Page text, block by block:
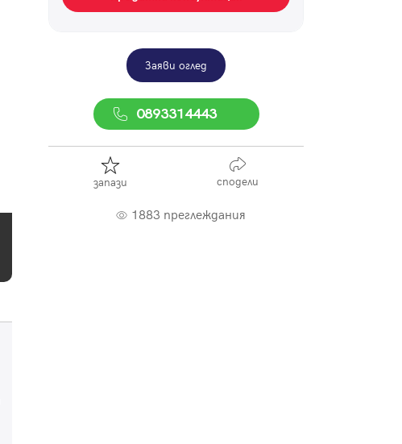
Заяви оглед
0893314443
запази сподели
1883 преглеждания